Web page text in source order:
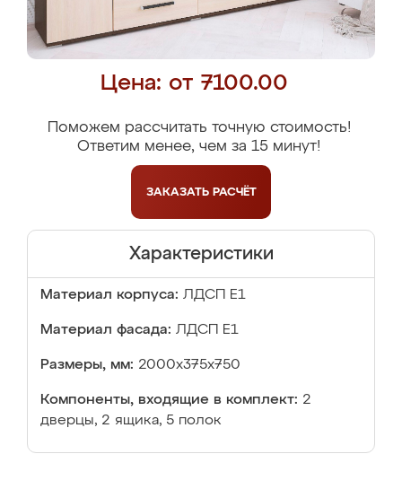
Цена: от 7100.00
Поможем рассчитать точную стоимость!
Ответим менее, чем за 15 минут!
ЗАКАЗАТЬ РАСЧЁТ
Характеристики
Материал корпуса: ЛДСП Е1
Материал фасада: ЛДСП Е1
Размеры, мм: 2000x375x750
Компоненты, входящие в комплект: 2
дверцы, 2 ящика, 5 полок